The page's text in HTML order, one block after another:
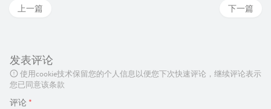
下一篇
上一篇
发表评论
使用cookie技术保留您的个人信息以便您下次快速评论，继续评论表示
您已同意该条款
评论 *